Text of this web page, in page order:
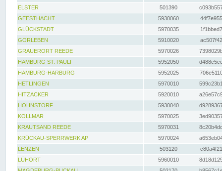
ELSTER
501390
GEESTHACHT
5930060
GLÜCKSTADT
5970035
GORLEBEN
5910020
GRAUERORT REEDE
5970026
HAMBURG ST. PAULI
5952050
HAMBURG-HARBURG
5952025
HETLINGEN
5970010
HITZACKER
5920010
HOHNSTORF
5930040
KOLLMAR
5970025
KRAUTSAND REEDE
5970031
KRÜCKAU-SPERRWERK AP
5970024
LENZEN
503120
LÜHORT
5960010